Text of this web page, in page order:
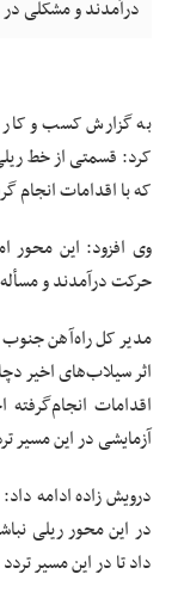
درآمدند و مشکلی در
به گزارش کسب و کار
کرد: قسمتی از خط
که با اقدامات انجام
وی افزود: این محور
حرکت درآمدند و
مدیر کل راه‌آهن جنوب
اثر سیلاب‌های اخیر
اقدامات انجام‌گرفته
آزمایشی در این مسیر
درویش زاده ادامه
در این محور ریلی
داد تا در این مسیر